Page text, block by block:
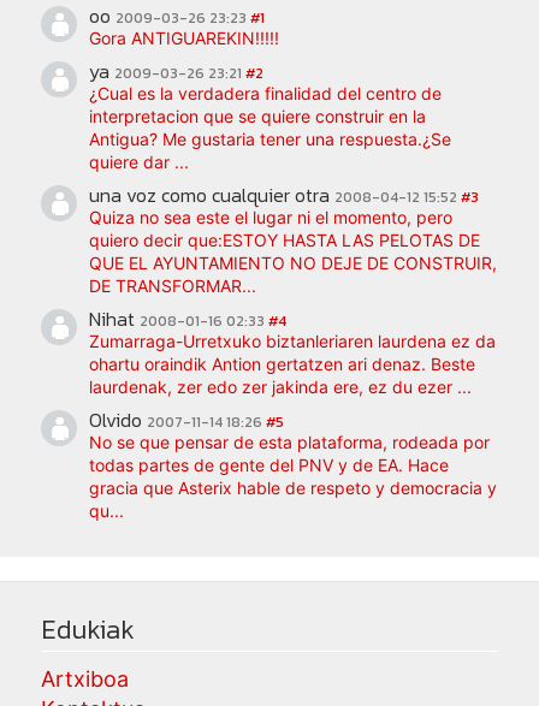
oo 2009-03-26 23:23 #1
Gora ANTIGUAREKIN!!!!!
ya 2009-03-26 23:21 #2
¿Cual es la verdadera finalidad del centro de
interpretacion que se quiere construir en la
Antigua? Me gustaria tener una respuesta.¿Se
quiere dar ...
una voz como cualquier otra 2008-04-12 15:52 #3
Quiza no sea este el lugar ni el momento, pero
quiero decir que:ESTOY HASTA LAS PELOTAS DE
QUE EL AYUNTAMIENTO NO DEJE DE CONSTRUIR,
DE TRANSFORMAR...
Nihat 2008-01-16 02:33 #4
Zumarraga-Urretxuko biztanleriaren laurdena ez da
ohartu oraindik Antion gertatzen ari denaz. Beste
laurdenak, zer edo zer jakinda ere, ez du ezer ...
Olvido 2007-11-14 18:26 #5
No se que pensar de esta plataforma, rodeada por
todas partes de gente del PNV y de EA. Hace
gracia que Asterix hable de respeto y democracia y
qu...
Edukiak
Artxiboa